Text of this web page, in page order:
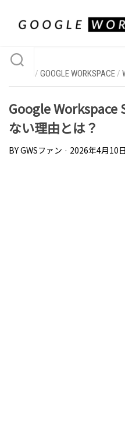
/ GOOGLE WORKSPACE/
Google Workspace
ない理由とは？
BYGWSファン · 2026年4月10日